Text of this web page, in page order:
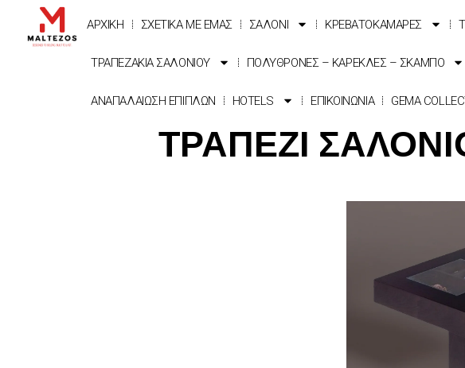
ΑΡΧΙΚΗ ΣΧΕΤΙΚΑ ΜΕ ΕΜΑΣ ΣΑΛΟΝΙ ΚΡΕΒΑΤΟΚΑΜΑΡΕΣ
ΤΡΑΠΕΖΑΚΙΑ ΣΑΛΟΝΙΟΥ ΠΟΛΥΘΡΟΝΕΣ – ΚΑΡΕΚΛΕΣ – ΣΚΑΜΠΟ
ΑΝΑΠΑΛΑΙΩΣΗ ΕΠΙΠΛΩΝ HOTELS ΕΠΙΚΟΙΝΩΝΙΑ GEMA
ΤΡΑΠΕΖΙ